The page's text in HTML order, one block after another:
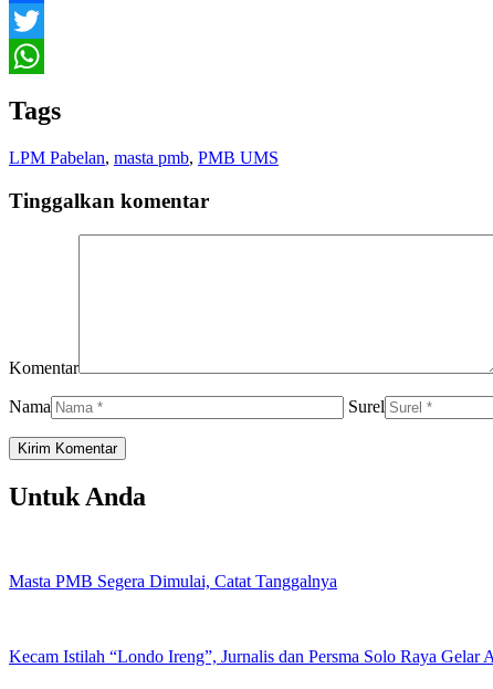
Facebook
Twitter
Tags
LPM Pabelan, masta pmb, PMB UMS
Tinggalkan komentar
Komentar
Nama Surel
Untuk Anda
Masta PMB Segera Dimulai, Catat Tanggalnya
Kecam Istilah “Londo Ireng”, Jurnalis dan Persma Solo Raya Gelar